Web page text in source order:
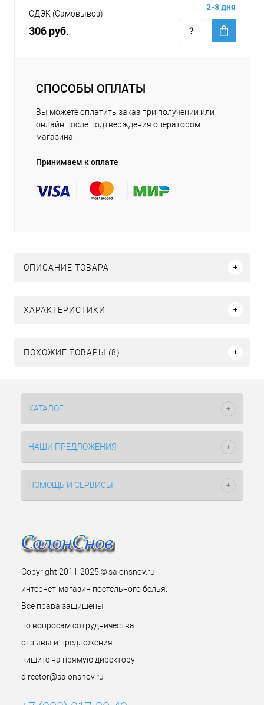
СДЭК (Самовывоз)
306 руб.
2-3 дня
СПОСОБЫ ОПЛАТЫ
Вы можете оплатить заказ при получении или
онлайн после подтверждения оператором
магазина.
Принимаем к оплате
ОПИСАНИЕ ТОВАРА
ХАРАКТЕРИСТИКИ
ПОХОЖИЕ ТОВАРЫ (8)
КАТАЛОГ
НАШИ ПРЕДЛОЖЕНИЯ
ПОМОЩЬ И СЕРВИСЫ
Copyright 2011-2025 © salonsnov.ru
интернет-магазин постельного белья.
Все права защищены
по вопросам сотрудничества
отзывы и предложения.
пишите на прямую директору
director@salonsnov.ru